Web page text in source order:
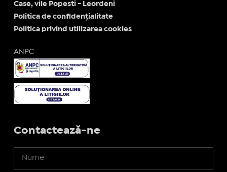
Case, vile Popesti - Leordeni
Politica de confidențialitate
Politica privind utilizarea cookies
ANPC
Contactează-ne